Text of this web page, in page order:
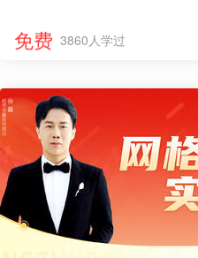
免费 3860人学过